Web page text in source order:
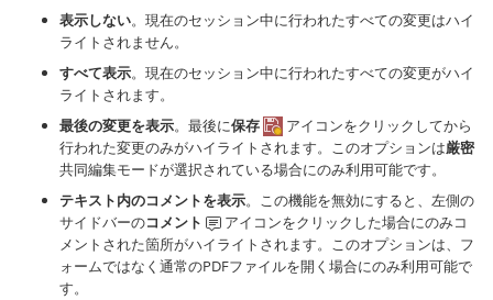
表示しない。現在のセッション中に行われたすべての変更はハイ
ライトされません。
すべて表示。現在のセッション中に行われたすべての変更がハイ
ライトされます。
最後の変更を表示。最後に保存
アイコンをクリックしてから
行われた変更のみがハイライトされます。このオプションは厳密
共同編集モードが選択されている場合にのみ利用可能です。
テキスト内のコメントを表示。この機能を無効にすると、左側の
サイドバーのコメント
アイコンをクリックした場合にのみコ
メントされた箇所がハイライトされます。このオプションは、フ
ォームではなく通常のPDFファイルを開く場合にのみ利用可能で
す。